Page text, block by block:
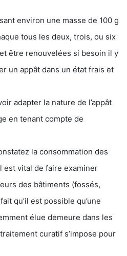
environ une masse de 100 g
tous les deux, trois, ou six
être renouvelées si besoin il y
un appât dans un état frais et
adapter la nature de l’appât
en tenant compte de
la consommation des
est vital de faire examiner
des bâtiments (fossés,
qu’il est possible qu’une
élue demeure dans les
curatif s’impose pour